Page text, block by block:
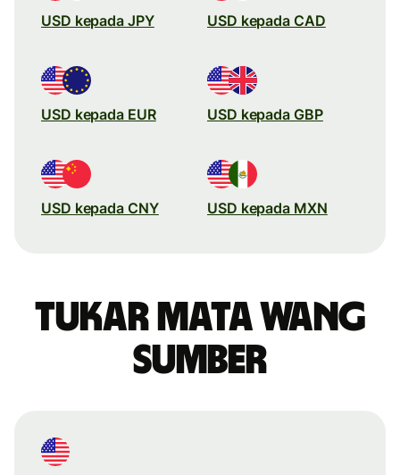
USD kepada JPY USD kepada CAD
USD kepada EUR USD kepada GBP
USD kepada CNY USD kepada MXN
Tukar mata wang
sumber